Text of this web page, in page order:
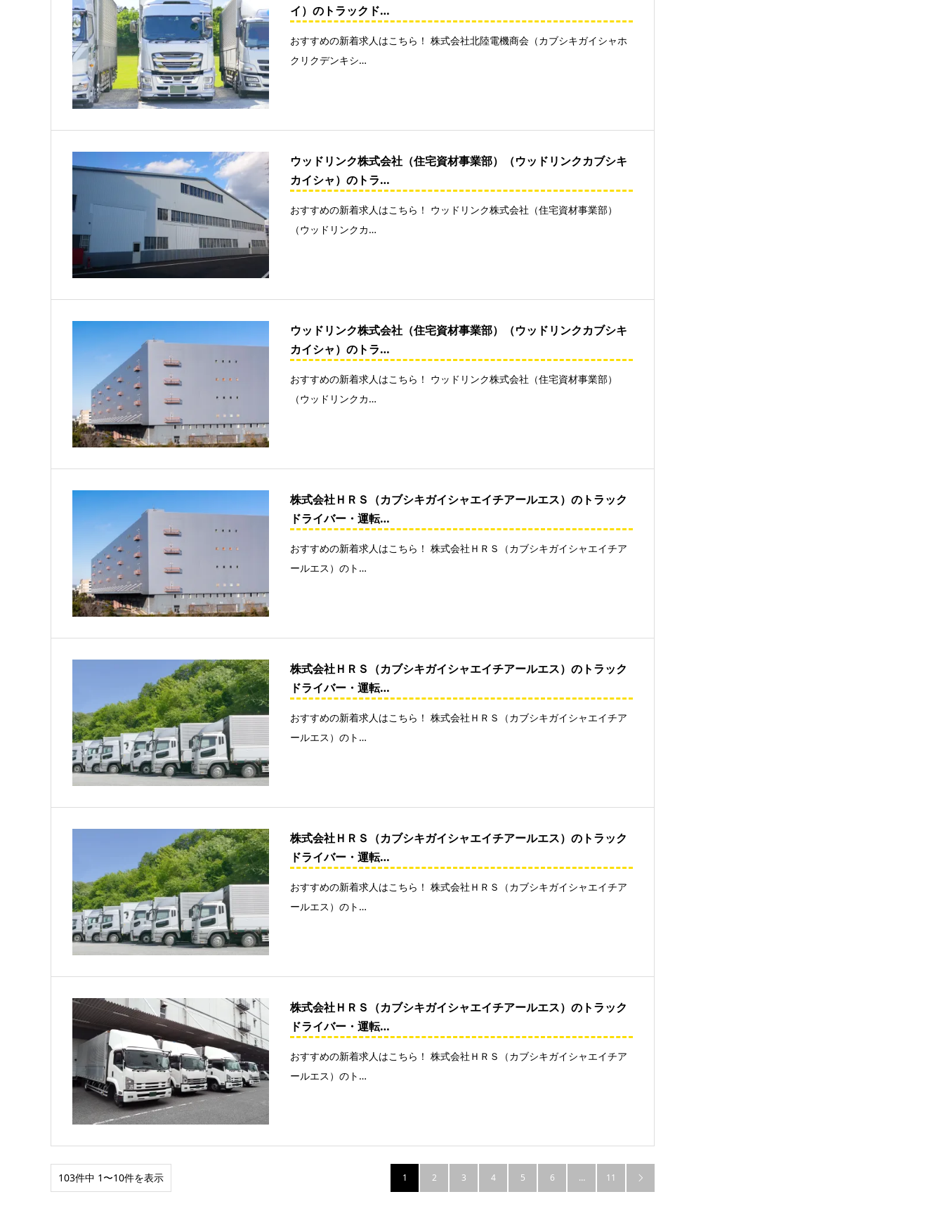
イ）のトラックド…
おすすめの新着求人はこちら！ 株式会社北陸電機商会（カブシキガイシャホ
クリクデンキシ…
ウッドリンク株式会社（住宅資材事業部）（ウッドリンクカブシキ
カイシャ）のトラ…
おすすめの新着求人はこちら！ ウッドリンク株式会社（住宅資材事業部）
（ウッドリンクカ…
ウッドリンク株式会社（住宅資材事業部）（ウッドリンクカブシキ
カイシャ）のトラ…
おすすめの新着求人はこちら！ ウッドリンク株式会社（住宅資材事業部）
（ウッドリンクカ…
株式会社ＨＲＳ（カブシキガイシャエイチアールエス）のトラック
ドライバー・運転…
おすすめの新着求人はこちら！ 株式会社ＨＲＳ（カブシキガイシャエイチア
ールエス）のト…
株式会社ＨＲＳ（カブシキガイシャエイチアールエス）のトラック
ドライバー・運転…
おすすめの新着求人はこちら！ 株式会社ＨＲＳ（カブシキガイシャエイチア
ールエス）のト…
株式会社ＨＲＳ（カブシキガイシャエイチアールエス）のトラック
ドライバー・運転…
おすすめの新着求人はこちら！ 株式会社ＨＲＳ（カブシキガイシャエイチア
ールエス）のト…
株式会社ＨＲＳ（カブシキガイシャエイチアールエス）のトラック
ドライバー・運転…
おすすめの新着求人はこちら！ 株式会社ＨＲＳ（カブシキガイシャエイチア
ールエス）のト…
103件中 1〜10件を表示 1 2 3 4 5 6 … 11 